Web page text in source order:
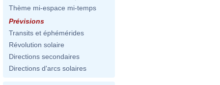
Thème mi-espace mi-temps
Prévisions
Transits et éphémérides
Révolution solaire
Directions secondaires
Directions d'arcs solaires